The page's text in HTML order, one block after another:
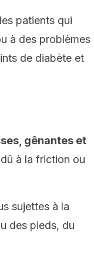
patients qui
à des problèmes
de diabète et
gênantes et
à la friction ou
sujettes à la
des pieds, du